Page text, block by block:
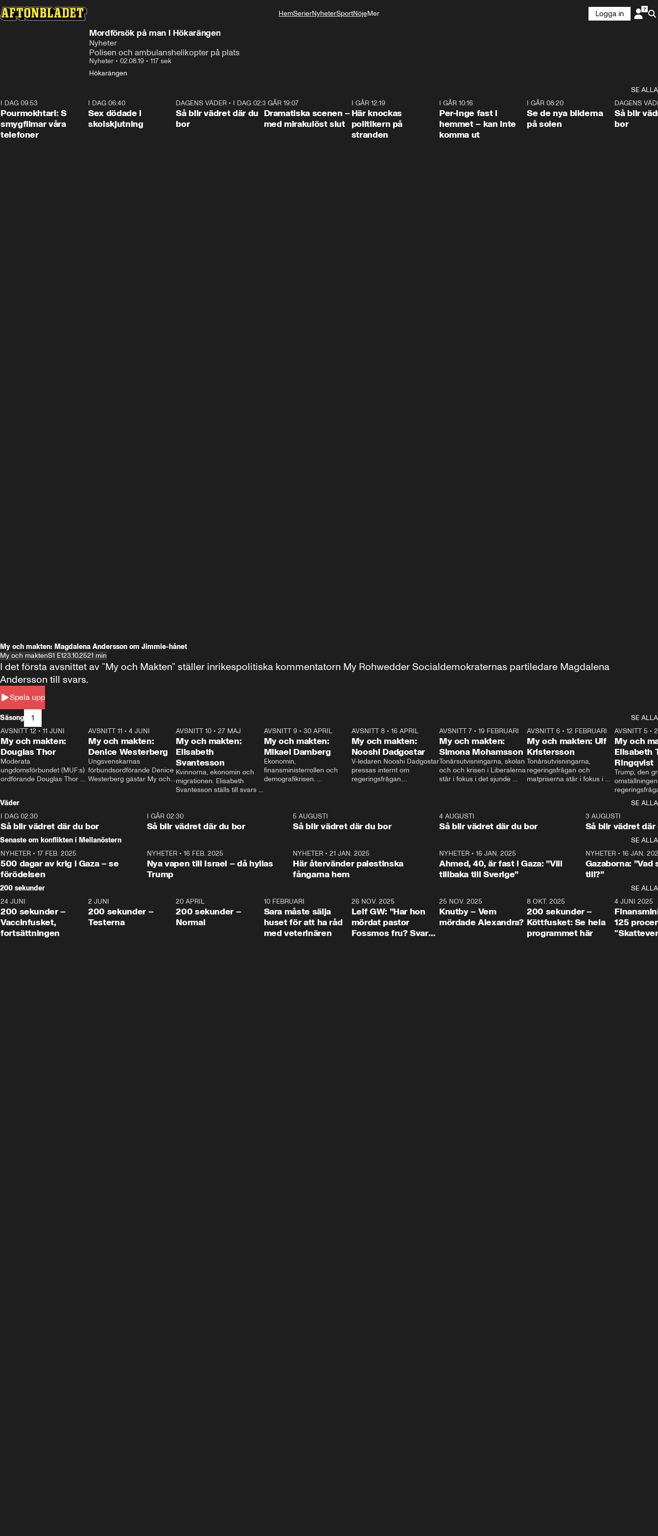
HemSerierNyheterSportNöjeMer
Logga in
Mordförsök på man i Hökarängen
Nyheter
Polisen och ambulanshelikopter på plats
Nyheter • 02.08.19 • 117 sek
Hökarängen
SE ALLA
I DAG 09:53
Pourmokhtari: S
smygfilmar våra
telefoner
I DAG 06:40
Sex dödade i
skolskjutning
1:06
DAGENS VÄDER • I DAG 02:30
Så blir vädret där du
bor
I GÅR 19:07
Dramatiska scenen –
med mirakulöst slut
I GÅR 12:19
Här knockas
politikern på
stranden
I GÅR 10:16
Per-Inge fast i
hemmet – kan inte
komma ut
I GÅR 08:20
Se de nya bilderna
på solen
DAGENS
Så blir
bor
My och makten: Magdalena Andersson om Jimmie-hånet
My och maktenS1 E123.10.2521 min
Spela upp
I det första avsnittet av ”My och Makten” ställer inrikespolitiska kommentatorn My Rohwedder Socialdemokraternas partiledare Magdalena
Andersson till svars.
Säsong 1
SE ALLA
26:27
AVSNITT 12 • 11 JUNI
My och makten:
Douglas Thor
Moderata
ungdomsförbundet (MUF:s)
ordförande Douglas Thor
tonårsutvisningarna och hur
Moderaterna ska locka
väljare till valet i höst.
23:40
AVSNITT 11 •4 JUNI
My och makten:
Denice Westerberg
Ungsvenskarnas
förbundsordförande Denice
Westerberg gästar My och
AVSNITT 10 •27 MAJ
My och makten:
Elisabeth
Svantesson
Kvinnorna, ekonomin och
migrationen. Elisabeth
Svantesson ställs till svars
AVSNITT 9• 30 APRIL
My och makten:
Mikael Damberg
Ekonomin,
finansministerrollen och
demografikrisen.
och Makten.
AVSNITT 8• 16 APRIL
My och makten:
Nooshi Dadgostar
V-ledaren Nooshi Dadgostar
pressas internt om
regeringsfrågan.
– Vi ställer upp i val. Ska vi
vara med så sitter vi förstås
24:30
AVSNITT 7• 19 FEBRUARI
My och makten:
Simona Mohamsson
Tonårsutvisningarna, skolan
och och krisen i Liberalerna
står i fokus i det sjunde
kommentator My
Rohwedder ställer
utbildnings- och
Mohamsson till svars.
27:30
AVSNITT 6 •12 FEBRUARI
My och makten: Ulf
Kristersson
Tonårsutvisningarna,
regeringsfrågan och
matpriserna står i fokus i
Rohwedder ställer
statsminister Ulf Kristersson
AVSNITT 5 •
My och
Elisabeth
Ringqvist
Trump, den
centrum i
avsnittet av
Makten”. Se
Aftonbladets
Rohwedder
Thand Ring
Väder
SE ALLA
I DAG 02:30
Så blir vädret där du bor
1:06
I GÅR 02:30
Så blir vädret där du bor
5 AUGUSTI
Så blir vädret där du bor
4 AUGUSTI
Så blir vädret där du bor
3 AUGUSTI
Så blir vädret där
Senaste om konflikten i Mellanöstern
SE ALLA
NYHETER • 17 FEB. 2025
500 dagar av krig i Gaza – se
förödelsen
NYHETER• 16 FEB. 2025
Nya vapen till Israel – då hyllas
Trump
NYHETER •21 JAN. 2025
Här återvänder palestinska
fångarna hem
NYHETER• 16 JAN. 2025
Ahmed, 40, är fast i Gaza: ”Vill
tillbaka till Sverige”
NYHETER• 16 JAN.
Gazaborna:
till?”
200 sekunder
SE ALLA
5:00
24 JUNI
200 sekunder –
Vaccinfusket,
fortsättningen
4:23
2 JUNI
200 sekunder –
Testerna
20 APRIL
200 sekunder –
Normal
10 FEBRUARI
Sara måste sälja
huset för att ha råd
med veterinären
26 NOV. 2025
Leif GW: ”Har hon
mördat pastor
Fossmos fru? Svar
31:05
25 NOV. 2025
Knutby – Vem
mördade Alexandra?
4:29
8 OKT. 2025
200 sekunder –
Köttfusket: Se hela
programmet här
4 JUNI 2025
125